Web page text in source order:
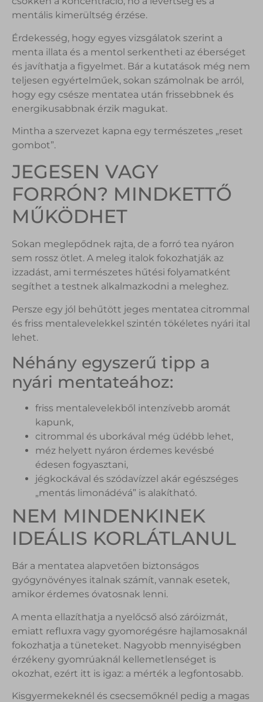
mentális kimerültség érzése.
Érdekesség, hogy egyes vizsgálatok szerint a
menta illata és a mentol serkentheti az éberséget
és javíthatja a figyelmet. Bár a kutatások még nem
teljesen egyértelműek, sokan számolnak be arról,
hogy egy csésze mentatea után frissebbnek és
energikusabbnak érzik magukat.
Mintha a szervezet kapna egy természetes „reset
gombot”.
JEGESEN VAGY
FORRÓN? MINDKETTŐ
MŰKÖDHET
Sokan meglepődnek rajta, de a forró tea nyáron
sem rossz ötlet. A meleg italok fokozhatják az
izzadást, ami természetes hűtési folyamatként
segíthet a testnek alkalmazkodni a meleghez.
Persze egy jól behűtött jeges mentatea citrommal
és friss mentalevelekkel szintén tökéletes nyári ital
lehet.
Néhány egyszerű tipp a
nyári mentateához:
friss mentalevelekből intenzívebb aromát
kapunk,
citrommal és uborkával még üdébb lehet,
méz helyett nyáron érdemes kevésbé
édesen fogyasztani,
jégkockával és szódavízzel akár egészséges
„mentás limonádévá” is alakítható.
NEM MINDENKINEK
IDEÁLIS KORLÁTLANUL
Bár a mentatea alapvetően biztonságos
gyógynövényes italnak számít, vannak esetek,
amikor érdemes óvatosnak lenni.
A menta ellazíthatja a nyelőcső alsó záróizmát,
emiatt refluxra vagy gyomorégésre hajlamosaknál
fokozhatja a tüneteket. Nagyobb mennyiségben
érzékeny gyomrúaknál kellemetlenséget is
okozhat, ezért itt is igaz: a mérték a legfontosabb.
Kisgyermekeknél és csecsemőknél pedig a magas